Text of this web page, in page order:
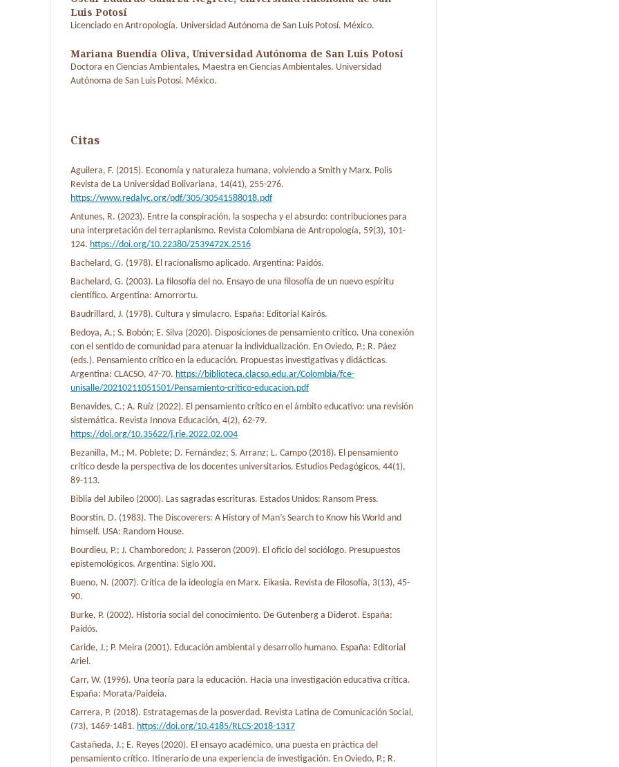
Luis Potosí
Licenciado en Antropología. Universidad Autónoma de San Luis Potosí. México.
Mariana Buendía Oliva, Universidad Autónoma de San Luis Potosí
Doctora en Ciencias Ambientales, Maestra en Ciencias Ambientales. Universidad
Autónoma de San Luis Potosí. México.
Citas
Aguilera, F. (2015). Economía y naturaleza humana, volviendo a Smith y Marx. Polis
Revista de La Universidad Bolivariana, 14(41), 255-276.
https://www.redalyc.org/pdf/305/30541588018.pdf
Antunes, R. (2023). Entre la conspiración, la sospecha y el absurdo: contribuciones para
una interpretación del terraplanismo. Revista Colombiana de Antropología, 59(3), 101-
124. https://doi.org/10.22380/2539472X.2516
Bachelard, G. (1978). El racionalismo aplicado. Argentina: Paidós.
Bachelard, G. (2003). La filosofía del no. Ensayo de una filosofía de un nuevo espíritu
científico. Argentina: Amorrortu.
Baudrillard, J. (1978). Cultura y simulacro. España: Editorial Kairós.
Bedoya, A.; S. Bobón; E. Silva (2020). Disposiciones de pensamiento crítico. Una conexión
con el sentido de comunidad para atenuar la individualización. En Oviedo, P.; R. Páez
(eds.). Pensamiento crítico en la educación. Propuestas investigativas y didácticas.
Argentina: CLACSO, 47-70. https://biblioteca.clacso.edu.ar/Colombia/fce-
unisalle/20210211051501/Pensamiento-critico-educacion.pdf
Benavides, C.; A. Ruíz (2022). El pensamiento crítico en el ámbito educativo: una revisión
sistemática. Revista Innova Educación, 4(2), 62-79.
https://doi.org/10.35622/j.rie.2022.02.004
Bezanilla, M.; M. Poblete; D. Fernández; S. Arranz; L. Campo (2018). El pensamiento
crítico desde la perspectiva de los docentes universitarios. Estudios Pedagógicos, 44(1),
89-113.
Biblia del Jubileo (2000). Las sagradas escrituras. Estados Unidos: Ransom Press.
Boorstin, D. (1983). The Discoverers: A History of Man’s Search to Know his World and
himself. USA: Random House.
Bourdieu, P.; J. Chamboredon; J. Passeron (2009). El oficio del sociólogo. Presupuestos
epistemológicos. Argentina: Siglo XXI.
Bueno, N. (2007). Crítica de la ideología en Marx. Eikasia. Revista de Filosofía, 3(13), 45-
90.
Burke, P. (2002). Historia social del conocimiento. De Gutenberg a Diderot. España:
Paidós.
Caride, J.; P. Meira (2001). Educación ambiental y desarrollo humano. España: Editorial
Ariel.
Carr, W. (1996). Una teoría para la educación. Hacia una investigación educativa crítica.
España: Morata/Paideia.
Carrera, P. (2018). Estratagemas de la posverdad. Revista Latina de Comunicación Social,
(73), 1469-1481. https://doi.org/10.4185/RLCS-2018-1317
Castañeda, J.; E. Reyes (2020). El ensayo académico, una puesta en práctica del
pensamiento crítico. Itinerario de una experiencia de investigación. En Oviedo, P.; R.